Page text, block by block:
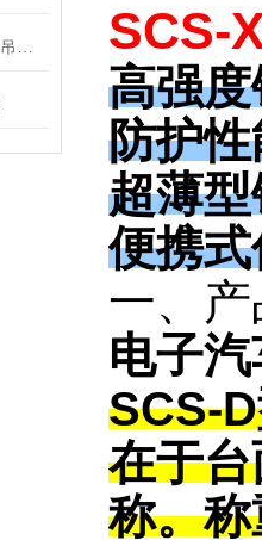
SCS-
高强
防护
超薄
便携
一、
电子
SCS-D
在于
称。